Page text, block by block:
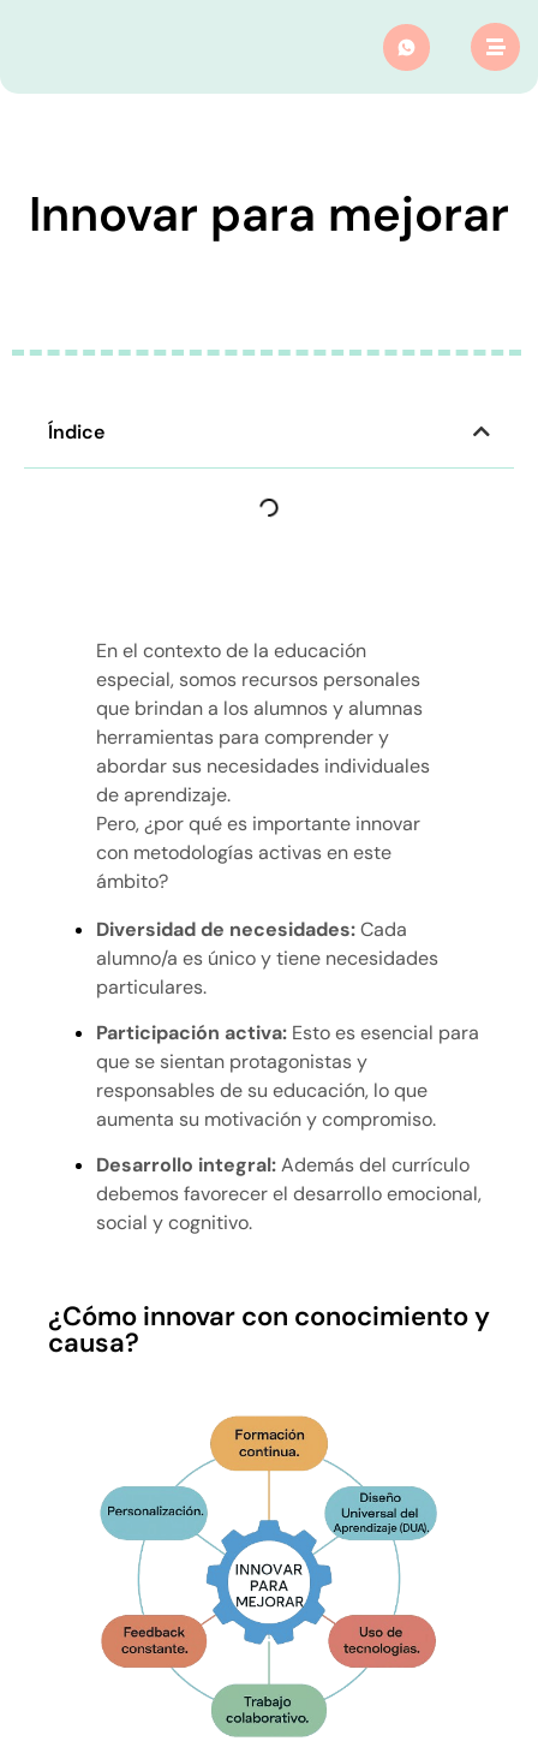
Innovar para mejorar
Índice
En el contexto de la educación
especial, somos recursos personales
que brindan a los alumnos y alumnas
herramientas para comprender y
abordar sus necesidades individuales
de aprendizaje.
Pero, ¿por qué es importante innovar
con metodologías activas en este
ámbito?
Diversidad de necesidades:Cada
alumno/a es único y tiene necesidades
particulares.
Participación activa: Esto es esencial para
que se sientan protagonistas y
responsables de su educación, lo que
aumenta su motivación y compromiso.
Desarrollo integral:Además del currículo
debemos favorecer el desarrollo emocional,
social y cognitivo.
¿Cómo innovar con conocimiento y
causa?